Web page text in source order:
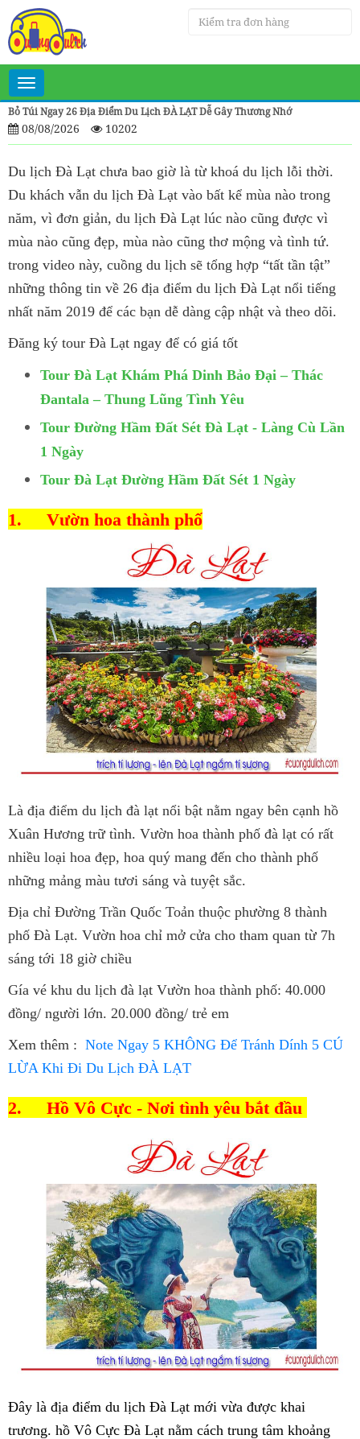
Toggle
navigation
Bỏ Túi Ngay 26 Địa Điểm Du Lịch ĐÀ LẠT Dễ Gây Thương Nhớ
08/08/2026 10202
Du lịch Đà Lạt chưa bao giờ là từ khoá du lịch lỗi thời.
Du khách vẫn du lịch Đà Lạt vào bất kể mùa nào trong
năm, vì đơn giản, du lịch Đà Lạt lúc nào cũng được vì
mùa nào cũng đẹp, mùa nào cũng thơ mộng và tình tứ.
trong video này, cuồng du lịch sẽ tổng hợp “tất tần tật”
những thông tin về 26 địa điểm du lịch Đà Lạt nổi tiếng
nhất năm 2019 để các bạn dễ dàng cập nhật và theo dõi.
Đăng ký tour Đà Lạt ngay để có giá tốt
Tour Đà Lạt Khám Phá Dinh Bảo Đại – Thác
Đantala – Thung Lũng Tình Yêu
Tour Đường Hầm Đất Sét Đà Lạt - Làng Cù Lần
1 Ngày
Tour Đà Lạt Đường Hầm Đất Sét 1 Ngày
1. Vườn hoa thành phố
Là địa điểm du lịch đà lạt nổi bật nằm ngay bên cạnh hồ
Xuân Hương trữ tình. Vườn hoa thành phố đà lạt có rất
nhiều loại hoa đẹp, hoa quý mang đến cho thành phố
những mảng màu tươi sáng và tuyệt sắc.
Địa chỉ Đường Trần Quốc Toản thuộc phường 8 thành
phố Đà Lạt. Vườn hoa chỉ mở cửa cho tham quan từ 7h
sáng tới 18 giờ chiều
Gía vé khu du lịch đà lạt Vườn hoa thành phố: 40.000
đồng/ người lớn. 20.000 đồng/ trẻ em
Xem thêm : Note Ngay 5 KHÔNG Để Tránh Dính 5 CÚ
LỪA Khi Đi Du Lịch ĐÀ LẠT
2. Hồ Vô Cực - Nơi tình yêu bắt đầu
Đây là địa điểm du lịch Đà Lạt mới vừa được khai
trương. hồ Vô Cực Đà Lạt nằm cách trung tâm khoảng